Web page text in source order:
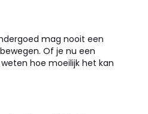
mag nooit een
Of je nu een
hoe moeilijk het kan